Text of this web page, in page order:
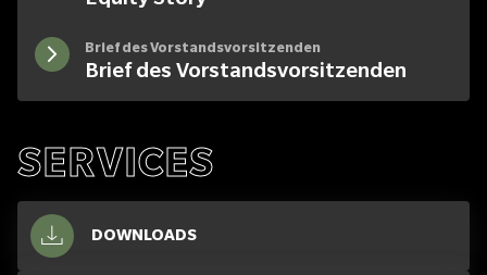
Brief des Vorstandsvorsitzenden
Brief des Vorstandsvorsitzenden
SERVICES
DOWNLOADS